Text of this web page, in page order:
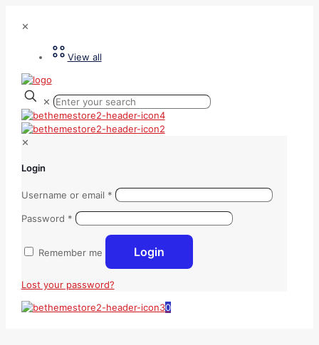
✕
View all
✕
✕
Login
Username or email *
Password *
Remember me Login
Lost your password?
0